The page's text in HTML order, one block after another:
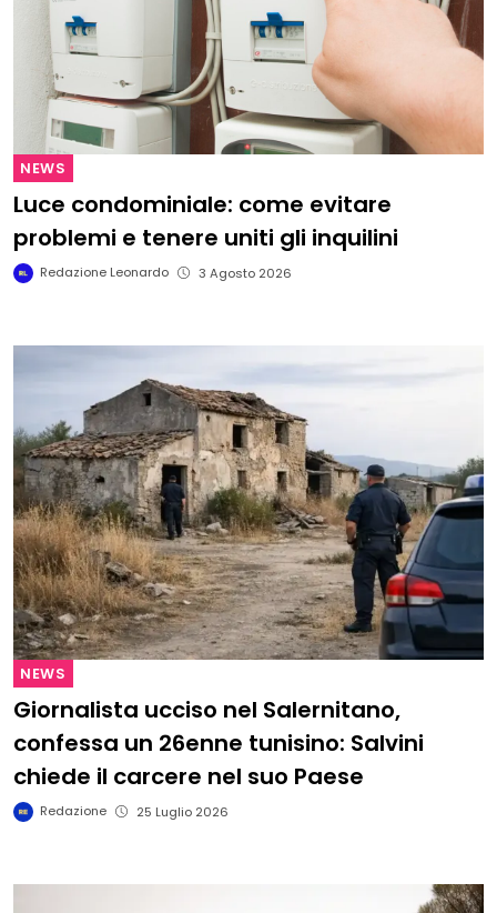
NEWS
Luce condominiale: come evitare
problemi e tenere uniti gli inquilini
Redazione Leonardo 3 Agosto 2026
NEWS
Giornalista ucciso nel Salernitano,
confessa un 26enne tunisino: Salvini
chiede il carcere nel suo Paese
Redazione 25 Luglio 2026